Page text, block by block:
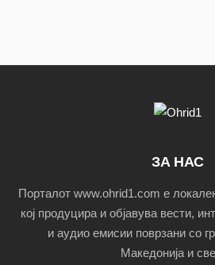
ЗА НАС
Порталот www.ohrid1.com е
кој продуцира и објавува вести,
и аудио емисии поврзани со
Македонија и